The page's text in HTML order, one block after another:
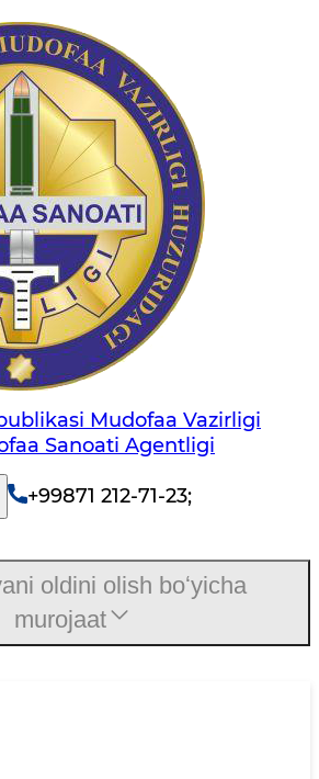
Mudofaa Vazirligi
Sanoati Agentligi
+99871 212-71-23;
oldini olish boʻyicha
murojaat